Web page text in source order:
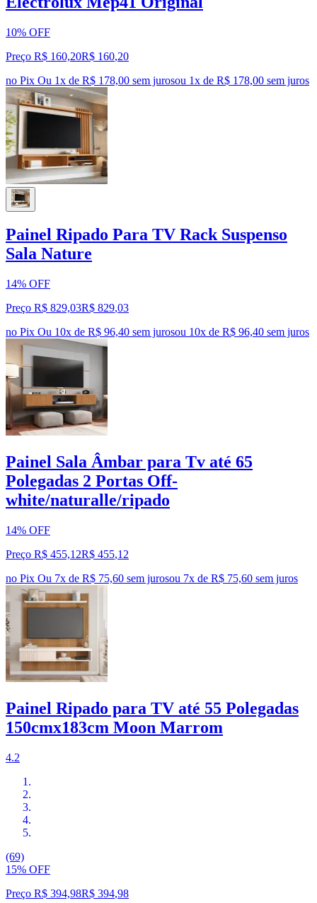
10% OFF
Preço R$ 160,20R$ 160,20
no Pix Ou 1x de R$ 178,00 sem jurosou 1x de R$ 178,00 sem juros
Painel Ripado Para TV Rack Suspenso
Sala Nature
14% OFF
Preço R$ 829,03R$ 829,03
no Pix Ou 10x de R$ 96,40 sem jurosou 10x de R$ 96,40 sem juros
Painel Sala Âmbar para Tv até 65
Polegadas 2 Portas Off-
white/naturalle/ripado
14% OFF
Preço R$ 455,12R$ 455,12
no Pix Ou 7x de R$ 75,60 sem jurosou 7x de R$ 75,60 sem juros
Painel Ripado para TV até 55 Polegadas
150cmx183cm Moon Marrom
4.2
(69)
15% OFF
Preço R$ 394,98R$ 394,98